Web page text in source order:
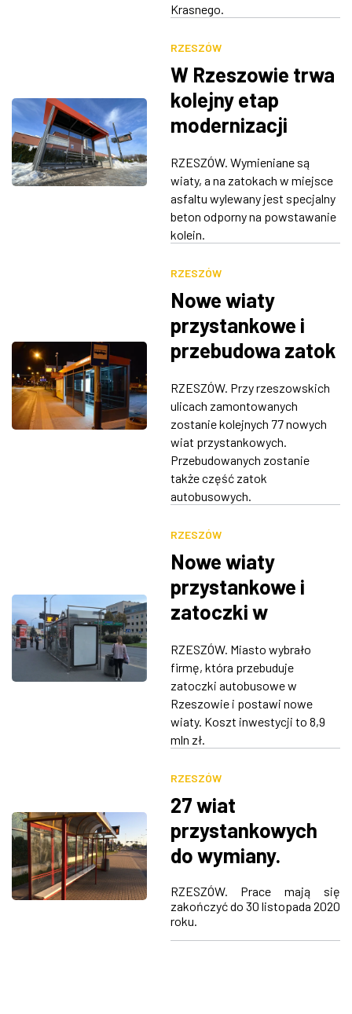
Krasnego.
RZESZÓW
W Rzeszowie trwa
kolejny etap
modernizacji
autobusowych
RZESZÓW. Wymieniane są
wiaty, a na zatokach w miejsce
asfaltu wylewany jest specjalny
beton odporny na powstawanie
kolein.
RZESZÓW
Nowe wiaty
przystankowe i
przebudowa zatok
RZESZÓW. Przy rzeszowskich
ulicach zamontowanych
zostanie kolejnych 77 nowych
wiat przystankowych.
Przebudowanych zostanie
także część zatok
autobusowych.
RZESZÓW
Nowe wiaty
przystankowe i
zatoczki w
RZESZÓW. Miasto wybrało
firmę, która przebuduje
zatoczki autobusowe w
Rzeszowie i postawi nowe
wiaty. Koszt inwestycji to 8,9
mln zł.
RZESZÓW
27 wiat
przystankowych
do wymiany.
Kolejnych 29 zatok
wymaga
przebudowy
RZESZÓW. Prace mają się
zakończyć do 30 listopada 2020
roku.